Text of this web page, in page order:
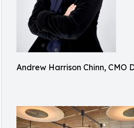
Andrew Harrison Chinn, CMO